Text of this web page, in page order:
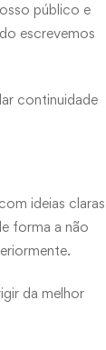
público e
escrevemos
continuidade
ideias claras
forma a não
da melhor